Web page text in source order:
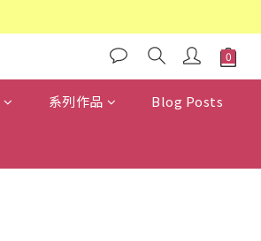
系列作品 Blog Posts